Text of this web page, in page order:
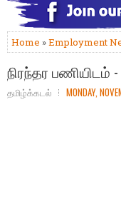
Home »Employment
நிரந்தர
தமிழ்க்கடல் MONDAY,